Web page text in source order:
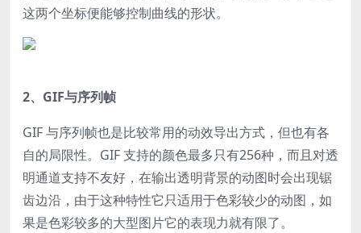
这两个坐标便能够控制曲线的形状。
2、GIF与序列帧
GIF 与序列帧也是比较常用的动效导出方式，但也有各
自的局限性。 GIF 支持的颜色最多只有256种，而且对透
明通道支持不友好，在输出透明背景的动图时会出现锯
齿边沿，由于这种特性它只适用于色彩较少的动图，如
果是色彩较多的大型图片它的表现力就有限了。